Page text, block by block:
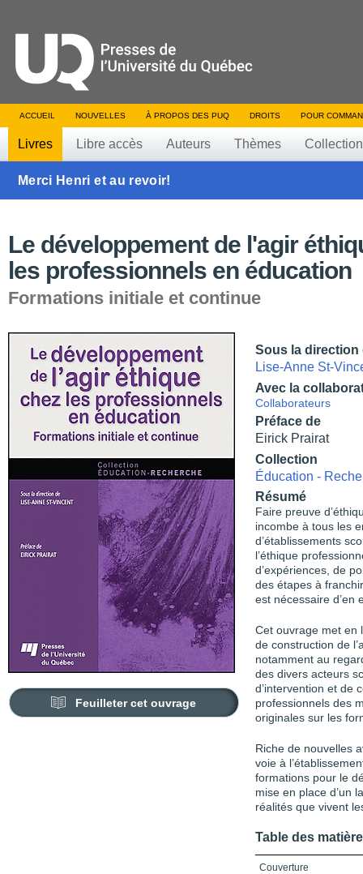
ACCUEIL NOUVELLES À PROPOS DES PUQ DROITS POUR
Livres Libre accès Auteurs Thèmes
Merci Henri et au revoir!
Le développement de l'agir
les professionnels en éducation
Formations initiale et continue
Feuilleter cet ouvrage
Sous la direction
Lise-Anne St-
Avec la
Collaborateurs
Préface de
Eirick Prairat
Collection
Éducation -
Résumé
Faire preuve
incombe à tous les
d’établissements
l’éthique
d’expériences, de
des étapes à
est nécessaire d’en
Cet ouvrage met en
de construction de
notamment au
des divers acteurs
d’intervention et de
professionnels des
originales sur les
Riche de nouvelles
voie à
formations pour le
mise en place d’un
réalités que vivent
Table des
Couverture